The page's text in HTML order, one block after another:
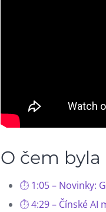
O čem
1:05 – Novinky:
4:29 – Čínské AI